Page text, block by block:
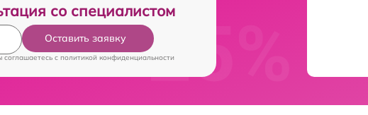
со специалистом
Оставить заявку
соглашаетесь c политикой конфиденциальности